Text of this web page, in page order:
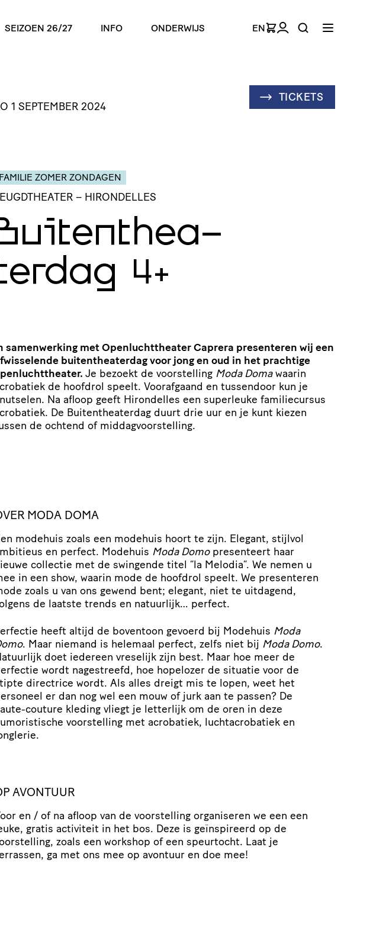
SEIZOEN 26/27 INFO ONDERWIJS EN
TICKETS
1 SEPTEMBER 2024
FAMILIE ZOMER ZONDAGEN
– HIRONDELLES
4+
samenwerking met Openluchttheater Caprera presenteren wij een
buitentheaterdag voor jong en oud in het prachtige
Je bezoekt de voorstelling Moda Domawaarin
de hoofdrol speelt. Voorafgaand en tussendoor kun je
Na afloop geeft Hirondelles een superleuke familiecursus
De Buitentheaterdag duurt drie uur en je kunt kiezen
de ochtend of middagvoorstelling.
MODA DOMA
modehuis zoals een modehuis hoort te zijn. Elegant, stijlvol
en perfect. Modehuis Moda Domopresenteert haar
collectie met de swingende titel “la Melodia”. We nemen u
in een show, waarin mode de hoofdrol speelt. We presenteren
zoals u van ons gewend bent; elegant, niet te uitdagend,
de laatste trends en natuurlijk… perfect.
heeft altijd de boventoon gevoerd bij Modehuis Moda
. Maar niemand is helemaal perfect, zelfs niet bij Moda Domo.
doet iedereen vreselijk zijn best. Maar hoe meer de
wordt nagestreefd, hoe hopelozer de situatie voor de
directrice wordt. Als alles dreigt mis te lopen, weet het
er dan nog wel een mouw of jurk aan te passen? De
couture kleding vliegt je letterlijk om de oren in deze
voorstelling met acrobatiek, luchtacrobatiek en
AVONTUUR
en / of na afloop van de voorstelling organiseren we een een
gratis activiteit in het bos. Deze is geïnspireerd op de
zoals een workshop of een speurtocht. Laat je
ga met ons mee op avontuur en doe mee!